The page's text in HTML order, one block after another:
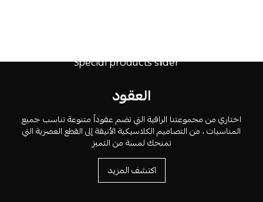
العقود
اختاري من مجموعتنا الراقية التي تضم عقوداً متنوعة تناسب جميع
المناسبات ، من التصاميم الكلاسيكية الأنيقة إلى القطع العصرية التي
تمنحك لمسة من التميز
اكتشف المزيد